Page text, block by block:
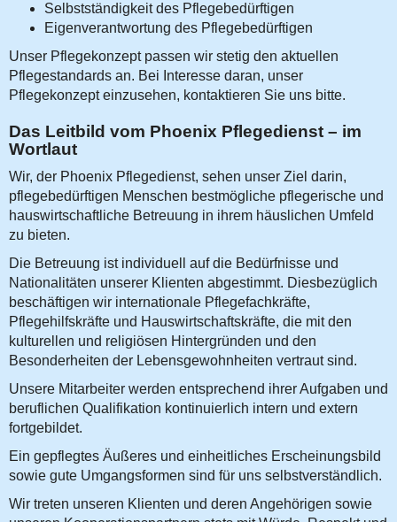
Selbstständigkeit des Pflegebedürftigen
Eigenverantwortung des Pflegebedürftigen
Unser Pflegekonzept passen wir stetig den aktuellen
Pflegestandards an. Bei Interesse daran, unser
Pflegekonzept einzusehen, kontaktieren Sie uns bitte.
Das Leitbild vom Phoenix Pflegedienst – im
Wortlaut
Wir, der Phoenix Pflegedienst, sehen unser Ziel darin,
pflegebedürftigen Menschen bestmögliche pflegerische und
hauswirtschaftliche Betreuung in ihrem häuslichen Umfeld
zu bieten.
Die Betreuung ist individuell auf die Bedürfnisse und
Nationalitäten unserer Klienten abgestimmt. Diesbezüglich
beschäftigen wir internationale Pflegefachkräfte,
Pflegehilfskräfte und Hauswirtschaftskräfte, die mit den
kulturellen und religiösen Hintergründen und den
Besonderheiten der Lebensgewohnheiten vertraut sind.
Unsere Mitarbeiter werden entsprechend ihrer Aufgaben und
beruflichen Qualifikation kontinuierlich intern und extern
fortgebildet.
Ein gepflegtes Äußeres und einheitliches Erscheinungsbild
sowie gute Umgangsformen sind für uns selbstverständlich.
Wir treten unseren Klienten und deren Angehörigen sowie